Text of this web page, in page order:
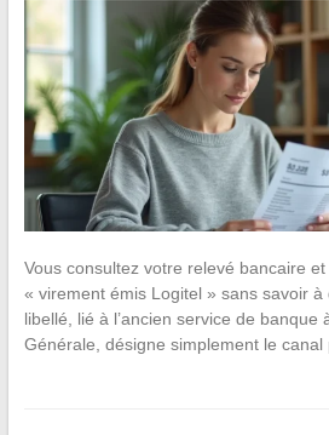
Vous consultez votre relevé bancaire
« virement émis Logitel » sans savoir
libellé, lié à l’ancien service de banque
Générale, désigne simplement le canal